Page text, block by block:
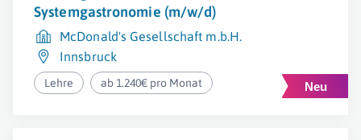
Systemgastronomie (m/w/d)
McDonald's Gesellschaft m.b.H.
Innsbruck
Lehre ab 1.240€ pro Monat